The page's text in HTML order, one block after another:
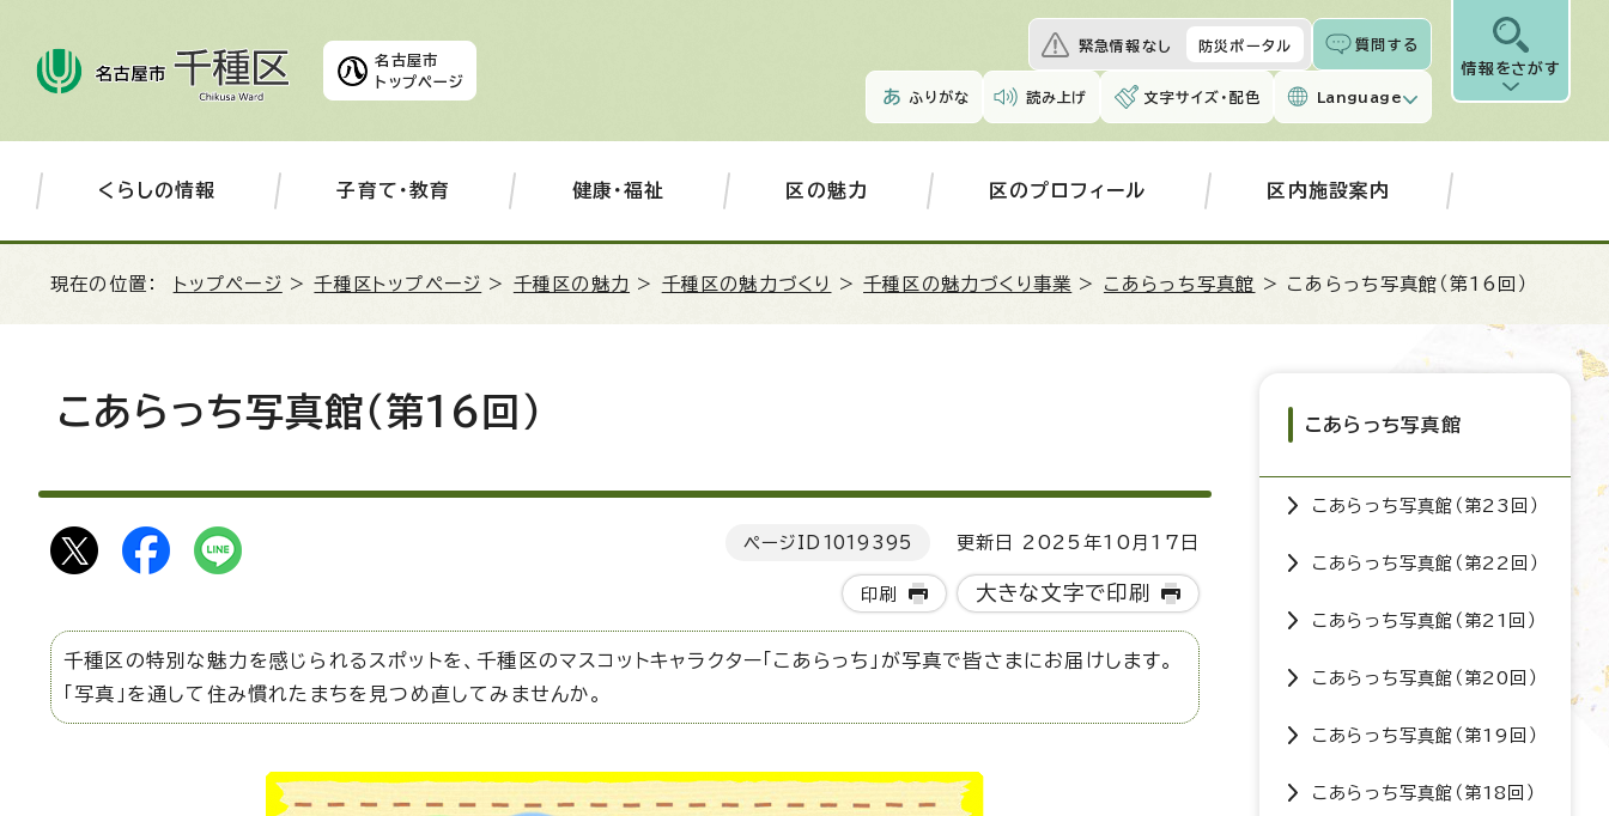
名古屋市
トップページ
緊急情報なし 防災ポータル 質問する
ふりがな 読み上げ 文字サイズ・配色 Language
情報をさがす
くらしの情報 子育て・教育 健康・福祉 区の魅力 区のプロフィール 区内施設案内
現在の位置： トップページ >千種区トップページ > 千種区の魅力 > 千種区の魅力づくり >千種区の魅力づくり事業 > こあらっち写真館 > こあらっち写真館（第16回）
こあらっち写真館（第16回）
ページID 1019395 更新日 2025年10月17日
印刷 大きな文字で印刷
千種区の特別な魅力を感じられるスポットを、千種区のマスコットキャラクター「こあらっち」が写真で皆さまにお届けします。
「写真」を通して住み慣れたまちを見つめ直してみませんか。
こあらっち写真館
こあらっち写真館（第23回）
こあらっち写真館（第22回）
こあらっち写真館（第21回）
こあらっち写真館（第20回）
こあらっち写真館（第19回）
こあらっち写真館（第18回）